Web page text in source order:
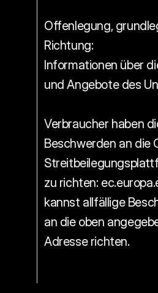
Offenlegung,
Richtung:
Informationen über
und Angebote des
Verbraucher haben
Beschwerden an die
zu richten:
kannst allfällige
an die oben
Adresse richten.